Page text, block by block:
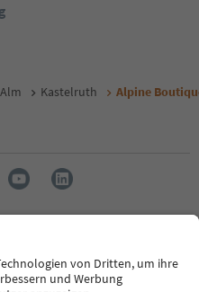
Kastelruth Alpine
Deutsch
Datenschutzerklärung